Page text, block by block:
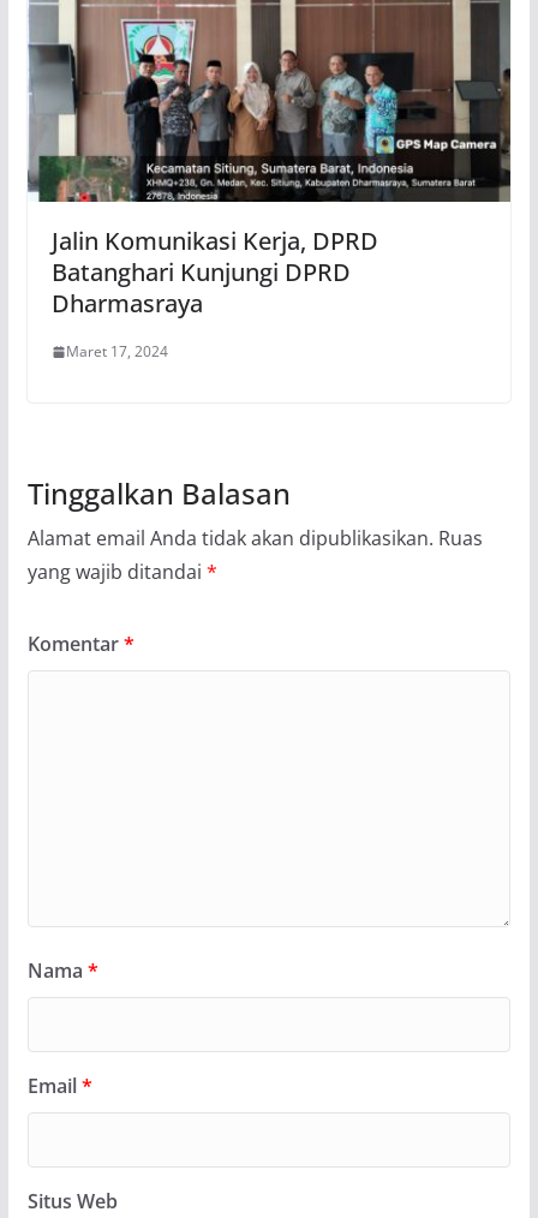
Jalin Komunikasi Kerja, DPRD
Batanghari Kunjungi DPRD
Dharmasraya
Maret 17, 2024
Tinggalkan Balasan
Alamat email Anda tidak akan dipublikasikan. Ruas
yang wajib ditandai *
Komentar*
Nama *
Email*
Situs Web